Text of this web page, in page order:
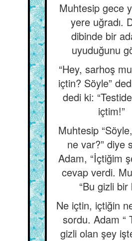
Muhtesip gece
yere uğradı.
dibinde bir
uyuduğunu
“Hey, sarhoş
içtin? Söyle”
dedi ki:
içtim!”
Muhtesip
ne var?” diye
Adam, “İçtiğim
cevap verdi.
“Bu gizli bir
Ne içtin, içtiğin
sordu. Adam “
gizli olan şey